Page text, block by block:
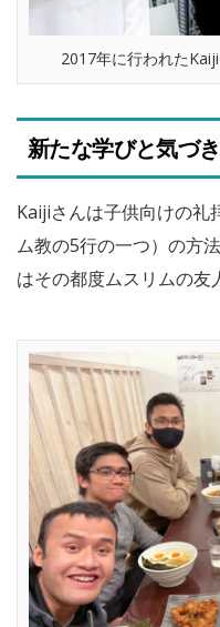
2017年に行われた
新たな学びと気づき
Kaijiさんは子供向けの礼
ム教の5行の一つ）の方
はその都度ムスリムの友